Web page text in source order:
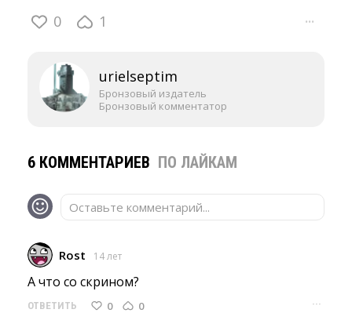
0 1 ···
urielseptim
Бронзовый издатель
Бронзовый комментатор
6 КОММЕНТАРИЕВ ПО ЛАЙКАМ
Оставьте комментарий...
Rost 14 лет
А что со скрином?
ОТВЕТИТЬ 0 0 ···